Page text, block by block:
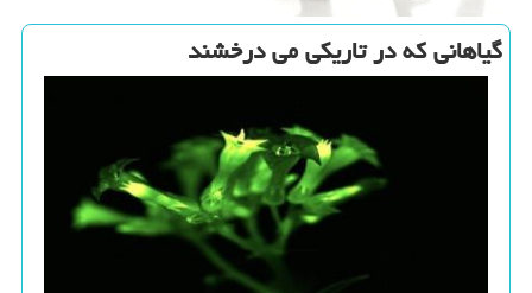
گیاهانی كه در تاریكی می درخشند